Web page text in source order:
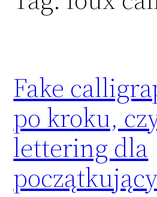
Fake
po kroku,
lettering dla